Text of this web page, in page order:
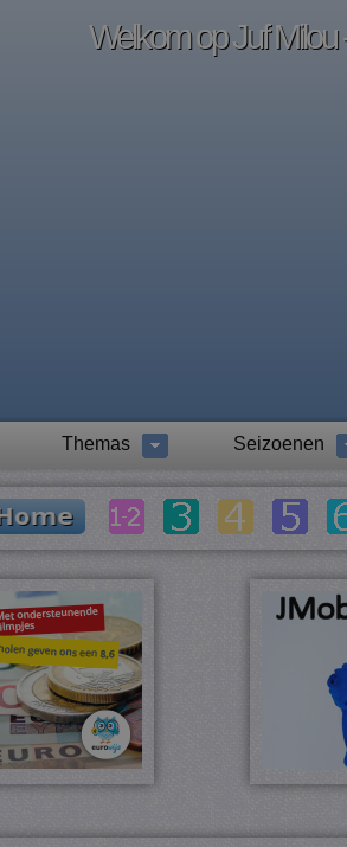
Welkom op Juf Milou
Themas Seizoenen